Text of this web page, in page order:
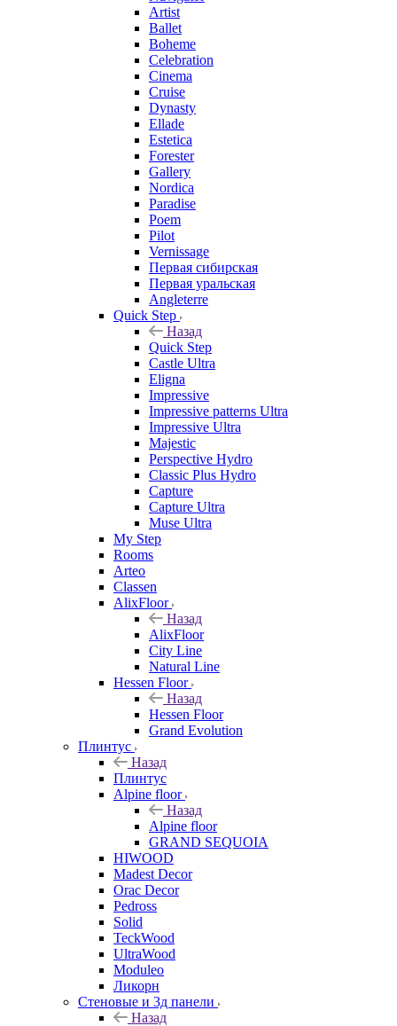
Artist
Ballet
Boheme
Celebration
Cinema
Cruise
Dynasty
Ellade
Estetica
Forester
Gallery
Nordica
Paradise
Poem
Pilot
Vernissage
Первая сибирская
Первая уральская
Angleterre
Quick Step
Назад
Quick Step
Castle Ultra
Eligna
Impressive
Impressive patterns Ultra
Impressive Ultra
Majestic
Perspective Hydro
Classic Plus Hydro
Capture
Capture Ultra
Muse Ultra
My Step
Rooms
Arteo
Classen
AlixFloor
Назад
AlixFloor
City Line
Natural Line
Hessen Floor
Назад
Hessen Floor
Grand Evolution
Плинтус
Назад
Плинтус
Alpine floor
Назад
Alpine floor
GRAND SEQUOIA
HIWOOD
Madest Decor
Orac Decor
Pedross
Solid
TeckWood
UltraWood
Moduleo
Ликорн
Стеновые и 3д панели
Назад